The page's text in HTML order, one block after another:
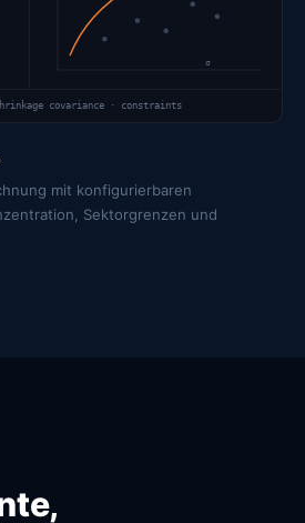
σ
covariance · constraints
mit konfigurierbaren
Sektorgrenzen und